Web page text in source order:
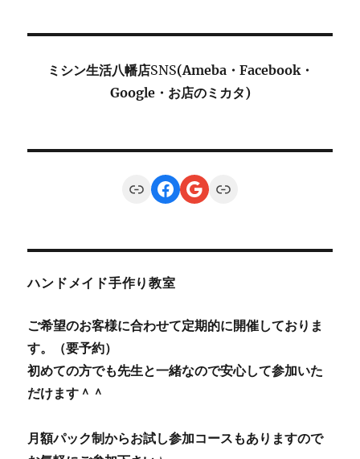
ミシン生活八幡店SNS(Ameba・Facebook・
Google・お店のミカタ)
LinkFacebook
Google
Link
ハンドメイド手作り教室
ご希望のお客様に合わせて定期的に開催しておりま
す。（要予約）
初めての方でも先生と一緒なので安心して参加いた
だけます＾＾
月額パック制からお試し参加コースもありますので